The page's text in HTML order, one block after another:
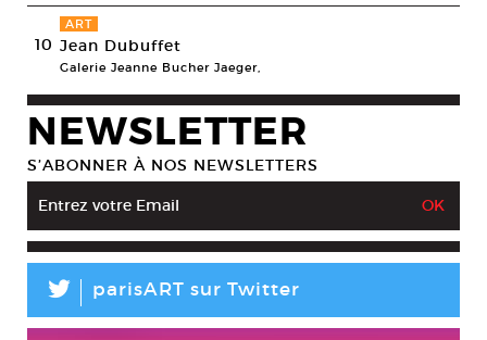
10
ART
Jean Dubuffet
Galerie Jeanne Bucher Jaeger,
NEWSLETTER
S’ABONNER À NOS NEWSLETTERS
L parisART sur Twitter